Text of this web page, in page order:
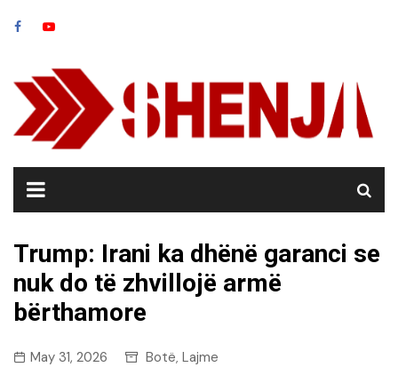
Trump: Irani ka dhënë garanci se
nuk do të zhvillojë armë
bërthamore
May 31, 2026 Botë, Lajme